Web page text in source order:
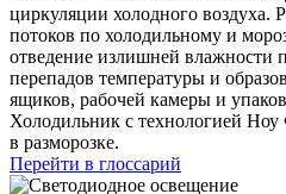
циркуляции холодного воздуха.
потоков по холодильному и
отведение излишней влажности
перепадов температуры и
ящиков, рабочей камеры и
Холодильник с технологией Ноу
в разморозке.
Перейти в глоссарий